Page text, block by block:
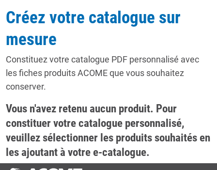
Créez votre catalogue sur
mesure
Constituez votre catalogue PDF personnalisé avec
les fiches produits ACOME que vous souhaitez
conserver.
Vous n'avez retenu aucun produit. Pour
constituer votre catalogue personnalisé,
veuillez sélectionner les produits souhaités en
les ajoutant à votre e-catalogue.